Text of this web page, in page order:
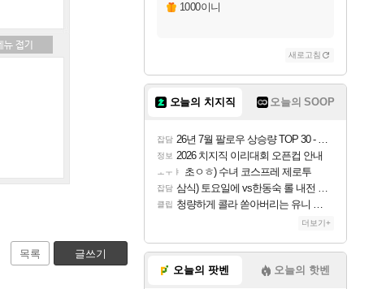
목록 글쓰기
1000이니
새로고침
오늘의 치지직 오늘의 SOOP
잡담 26년 7월 팔로우 상승량 TOP 30 - 월간 치지직
정보 2026 치지직 이리대회 오픈컵 안내
ㅗㅜㅑ 초ㅇㅎ) 수녀 코스프레 제로투
잡담 삼식) 토요일에 vs한동숙 롤 내전 예정
클립 청량하게 콜라 쏟아버리는 유니 ㅋㅋㅋ
더보기+
오늘의 팟벤 오늘의 핫벤